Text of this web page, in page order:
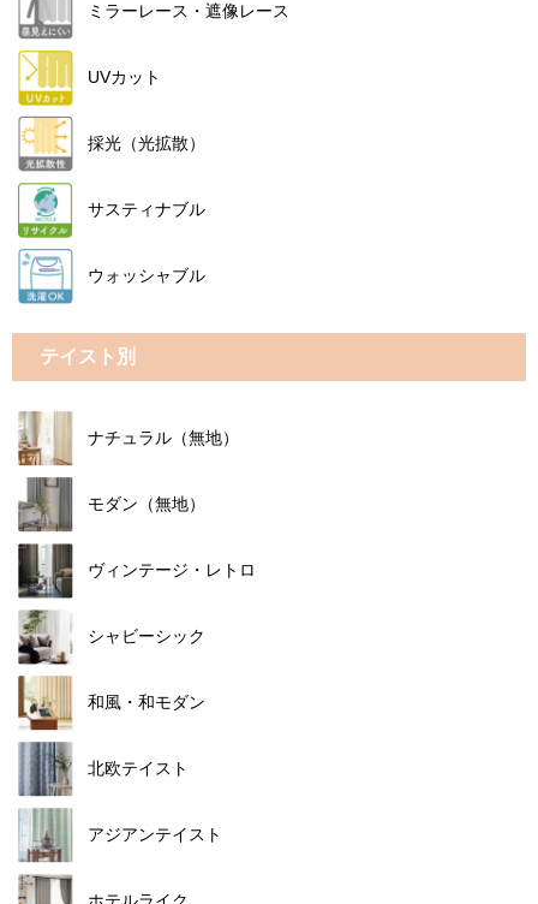
ミラーレース・遮像レース
UVカット
採光（光拡散）
サスティナブル
ウォッシャブル
テイスト別
ナチュラル（無地）
モダン（無地）
ヴィンテージ・レトロ
シャビーシック
和風・和モダン
北欧テイスト
アジアンテイスト